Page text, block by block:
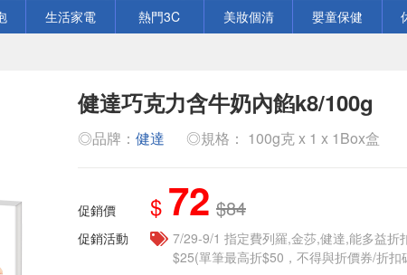
生活家電 熱門3C 美妝個清 嬰童保健
健達巧克力含牛奶內餡k8/100g
◎品牌： 健達 ◎規格： 100g克 x 1 x 1Box盒
促銷價 $ 72 $84
促銷活動
7/29-9/1 指定費列羅,金莎,健達,能多益折
$25(單筆最高折$50，不得與折價券/折扣